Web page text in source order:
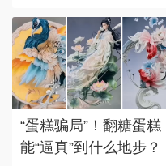
“蛋糕骗局”！翻糖蛋糕
能“逼真”到什么地步？